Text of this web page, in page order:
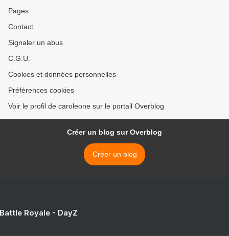
Pages
Contact
Signaler un abus
C.G.U.
Cookies et données personnelles
Préférences cookies
Voir le profil de caroleone sur le portail Overblog
Créer un blog sur Overblog
Créer un blog
Royale - DayZ